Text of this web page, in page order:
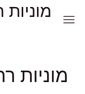
מוניות